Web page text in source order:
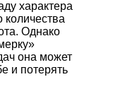
характера
количества
Однако
она может
и потерять